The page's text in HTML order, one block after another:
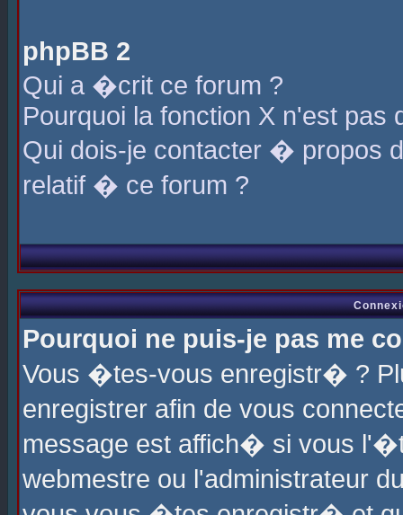
phpBB 2
Qui a �crit ce forum ?
Pourquoi la fonction X n'est pas
Qui dois-je contacter � propos
relatif � ce forum ?
Pourquoi ne puis-je pas me
Vous �tes-vous enregistr� ?
enregistrer afin de vous
message est affich� si vous
webmestre ou l'administrateur